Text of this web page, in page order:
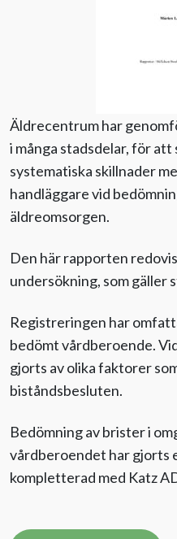
Äldrecentrum har
i många stadsdelar, för att
systematiska skillnader
handläggare vid
äldreomsorgen.
Den här rapporten
undersökning, som gäller
Registreringen har
bedömt vårdberoende.
gjorts av olika faktorer
biståndsbesluten.
Bedömning av brister i
vårdberoendet har gjorts
kompletterad med Katz